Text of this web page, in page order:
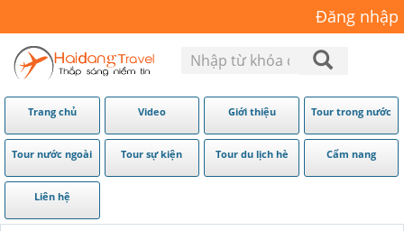
Đăng nhập
Trang chủ Video Giới thiệu Tour trong nước
Tour nước ngoài Tour sự kiện Tour du lịch hè Cẩm nang
Liên hệ